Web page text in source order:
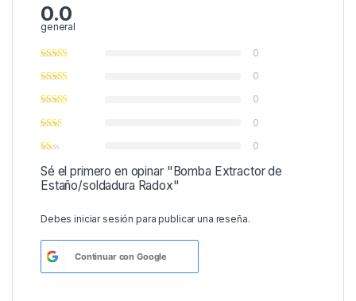
0.0
general
0
0
0
0
0
Sé el primero en opinar "Bomba Extractor de
Estaño/soldadura Radox"
Debesiniciar sesión para publicar una reseña.
Continuar conGoogle